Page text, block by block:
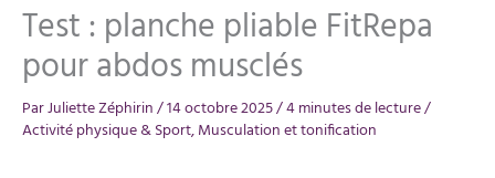
Test : planche pliable FitRepa
pour abdos musclés
ParJuliette Zéphirin/14 octobre 2025/4 minutes de lecture/
Activité physique & Sport,Musculation et tonification